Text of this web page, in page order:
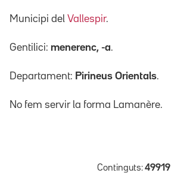
Municipi del Vallespir.
Gentilici: menerenc, -a.
Departament: Pirineus Orientals.
No fem servir la forma Lamanère.
Continguts: 49919